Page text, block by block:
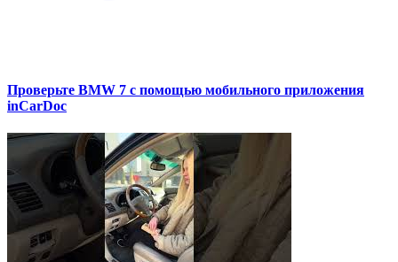
Проверьте BMW 7 с помощью мобильного приложения
inCarDoc